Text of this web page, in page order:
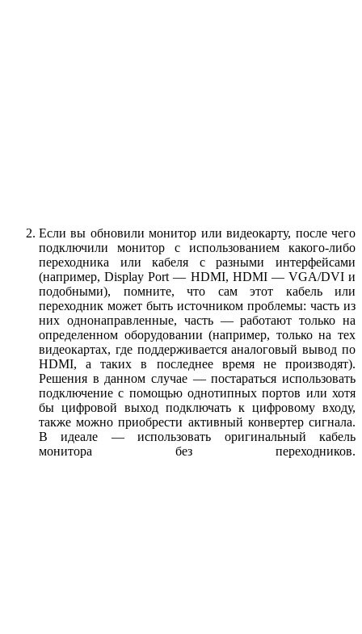
Если вы обновили монитор или видеокарту, после чего
подключили монитор с использованием какого-либо
переходника или кабеля с разными интерфейсами
(например, Display Port — HDMI, HDMI — VGA/DVI и
подобными), помните, что сам этот кабель или
переходник может быть источником проблемы: часть из
них однонаправленные, часть — работают только на
определенном оборудовании (например, только на тех
видеокартах, где поддерживается аналоговый вывод по
HDMI, а таких в последнее время не производят).
Решения в данном случае — постараться использовать
подключение с помощью однотипных портов или хотя
бы цифровой выход подключать к цифровому входу,
также можно приобрести активный конвертер сигнала.
В идеале — использовать оригинальный кабель
монитора без переходников.